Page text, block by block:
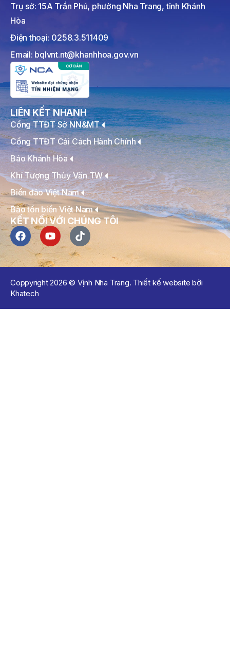
Trụ sở: 15A Trần Phú, phường Nha Trang, tỉnh Khánh
Hòa
Điện thoại: 0258.3.511409
Email: bqlvnt.nt@khanhhoa.gov.vn
LIÊN KẾT NHANH
Cổng TTĐT Sở NN&MT
Cổng TTĐT Cải Cách Hành Chính
Báo Khánh Hòa
Khí Tượng Thủy Văn TW
Biển đảo Việt Nam
Bảo tồn biển Việt Nam
KẾT NỐI VỚI CHÚNG TÔI
Coppyright 2026 © Vịnh Nha Trang. Thiết kế website bởi
Khatech